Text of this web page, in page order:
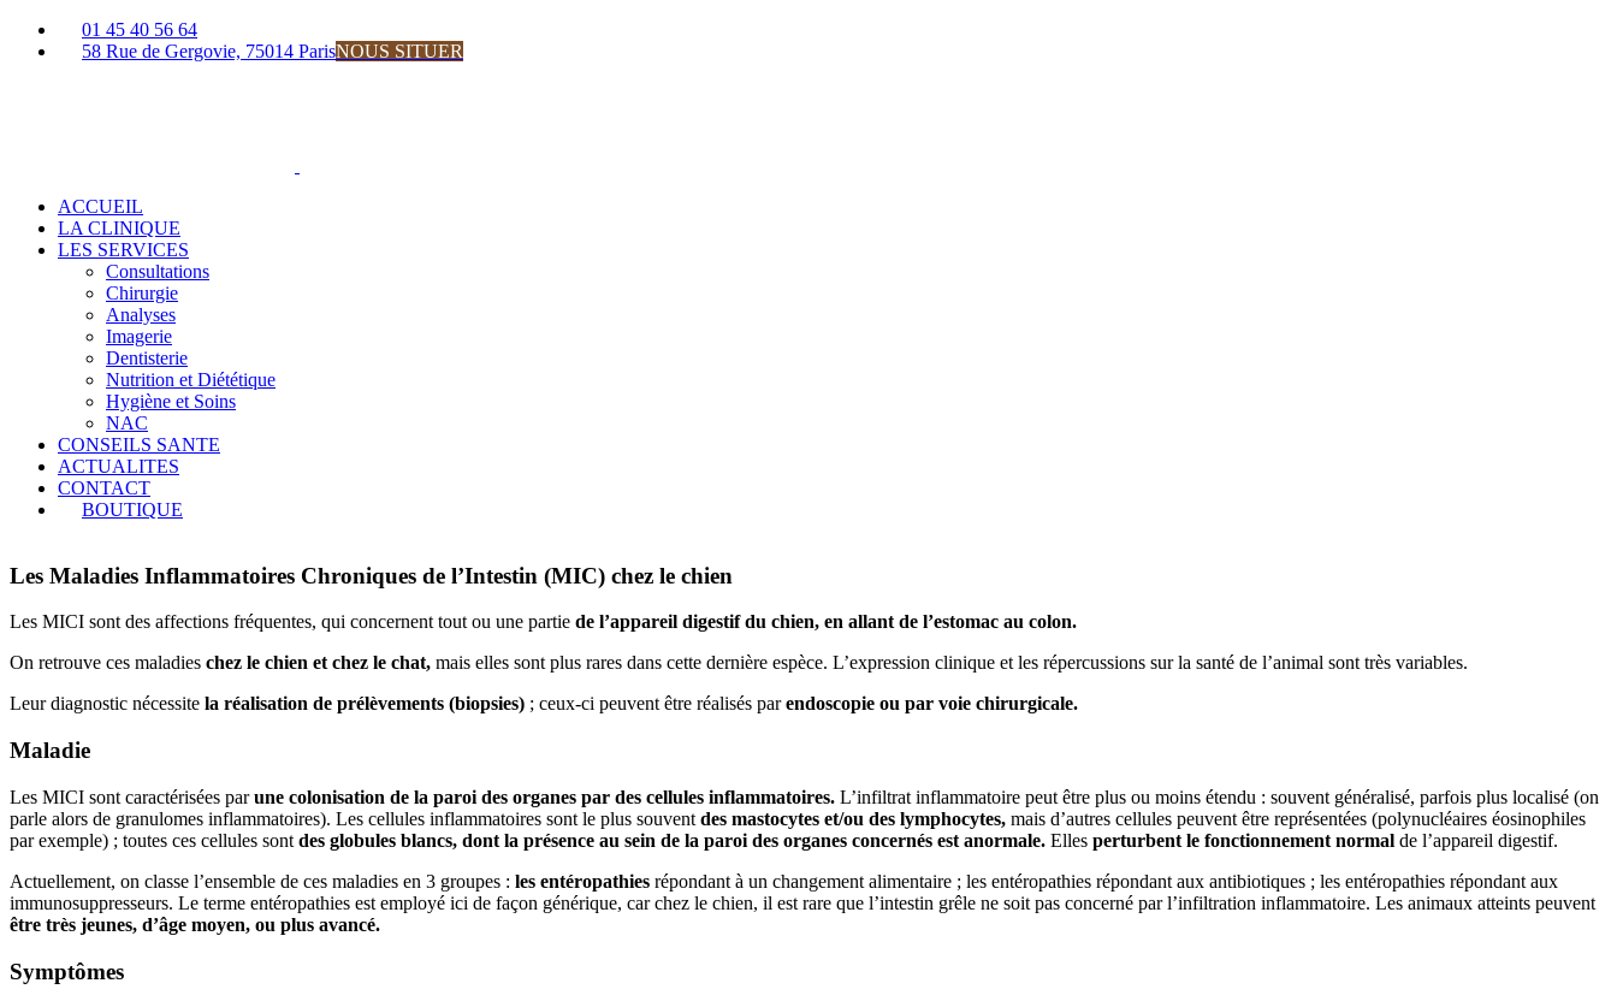
Passer
01 45 40 56 64
58 Rue de Gergovie, 75014 ParisNOUS SITUER
ACCUEIL
LA CLINIQUE
LES SERVICES
Consultations
Chirurgie
Analyses
Imagerie
Dentisterie
Nutrition et Diététique
Hygiène et Soins
NAC
CONSEILS SANTE
ACTUALITES
CONTACT
BOUTIQUE
Les Maladies Inflammatoires Chroniques de l’Intestin (MIC) chez le chien
Les MICI sont des affections fréquentes, qui concernent tout ou une partie de l’appareil digestif du chien, en allant de l’estomac au colon.
On retrouve ces maladies chez le chien et chez le chat, mais elles sont plus rares dans cette dernière espèce. L’expression clinique et les répercussions sur la santé de l’animal sont très variables.
Leur diagnostic nécessite la réalisation de prélèvements (biopsies) ; ceux-ci peuvent être réalisés parendoscopie ou par voie chirurgicale.
Maladie
Les MICI sont caractérisées parune colonisation de la paroi des organes par des cellules inflammatoires. L’infiltrat inflammatoire peut être plus ou moins étendu : souvent généralisé, parfois plus localisé (on
parle alors de granulomes inflammatoires). Les cellules inflammatoires sont le plus souvent des mastocytes et/ou des lymphocytes, mais d’autres cellules peuvent être représentées (polynucléaires éosinophiles
par exemple) ; toutes ces cellules sont des globules blancs, dont la présence au sein de la paroi des organes concernés est anormale. Elles perturbent le fonctionnement normal de l’appareil digestif.
Actuellement, on classe l’ensemble de ces maladies en 3 groupes : les entéropathies répondant à un changement alimentaire ; les entéropathies répondant aux antibiotiques ; les entéropathies répondant aux
immunosuppresseurs. Le terme entéropathies est employé ici de façon générique, car chez le chien, il est rare que l’intestin grêle ne soit pas concerné par l’infiltration inflammatoire. Les animaux atteints peuvent
être très jeunes, d’âge moyen, ou plus avancé.
Symptômes